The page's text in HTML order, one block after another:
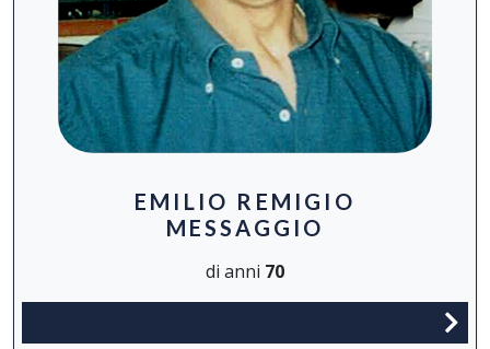
EMILIO REMIGIO
MESSAGGIO
di anni 70